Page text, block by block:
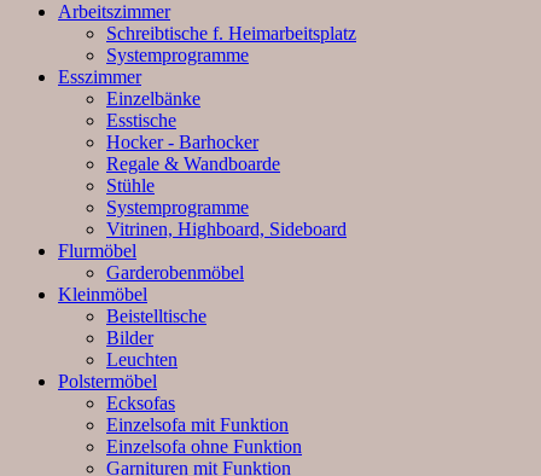
Arbeitszimmer
Schreibtische f. Heimarbeitsplatz
Systemprogramme
Esszimmer
Einzelbänke
Esstische
Hocker - Barhocker
Regale & Wandboarde
Stühle
Systemprogramme
Vitrinen, Highboard, Sideboard
Flurmöbel
Garderobenmöbel
Kleinmöbel
Beistelltische
Bilder
Leuchten
Polstermöbel
Ecksofas
Einzelsofa mit Funktion
Einzelsofa ohne Funktion
Garnituren mit Funktion